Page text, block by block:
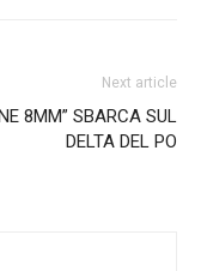
Next article
8MM” SBARCA SUL
DELTA DEL PO